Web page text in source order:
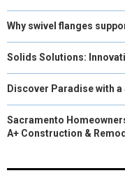
Why swivel flanges
Solids Solutions:
Discover Paradise with
Sacramento
A+ Construction &